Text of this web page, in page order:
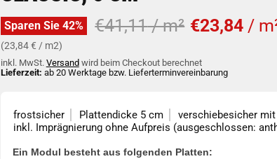
Sparen Sie 42% Ursprünglicher Preis
€41,11/ m² Aktueller
€23,84 /
(23,84 € / m2)
inkl. MwSt. Versand wird beim Checkout berechnet
Lieferzeit: ab 20 Werktage bzw. Lieferterminvereinbarung
frostsicher Plattendicke 5 cm
verschiebesicher
inkl. Imprägnierung ohne Aufpreis (ausgeschlossen:
Ein Modul besteht aus folgenden Platten: